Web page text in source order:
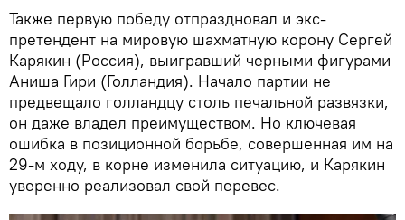
Также первую победу отпраздновал и экс-
претендент на мировую шахматную корону Сергей
Карякин (Россия), выигравший черными фигурами
Аниша Гири (Голландия). Начало партии не
предвещало голландцу столь печальной развязки,
он даже владел преимуществом. Но ключевая
ошибка в позиционной борьбе, совершенная им на
29-м ходу, в корне изменила ситуацию, и Карякин
уверенно реализовал свой перевес.